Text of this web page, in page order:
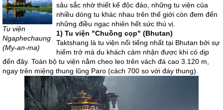
Tu viện
Ngaphechaung
(My-an-ma)
sâu sắc nhờ thiết kế độc đáo, những tu viện của
nhiều dòng tu khác nhau trên thế giới còn đem đến
những điều ngạc nhiên hết sức thú vị.
1) Tu viện "Chuồng cọp" (Bhutan)
Taktshang là tu viện nổi tiếng nhất tại Bhutan bởi sự
hiểm trở mà du khách cảm nhận được khi có dịp
đến đây. Toàn bộ tu viện nằm cheo leo trên vách đá cao 3.120 m,
ngay trên miệng thung lũng Paro (cách 700 so với đáy thung).